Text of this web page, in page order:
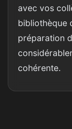
avec vos
bibliothèque
préparation
cohérente.